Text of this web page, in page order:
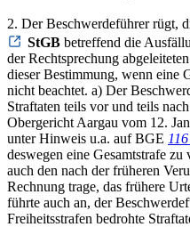
2. Der Beschwerdeführer rügt,
StGB betreffend die
der Rechtsprechung
dieser Bestimmung, wenn eine
nicht beachtet. a) Der
Straftaten teils vor und teils
Obergericht Aargau vom 12.
unter Hinweis u.a. auf BGE
deswegen eine Gesamtstrafe
auch den nach der früheren
Rechnung trage, das frühere
führte auch an, der
Freiheitsstrafen bedrohte